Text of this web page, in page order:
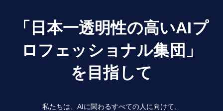
「日本一透明性の高いAIプ
ロフェッショナル集団」
を目指して
私たちは、AIに関わるすべての人に向けて、